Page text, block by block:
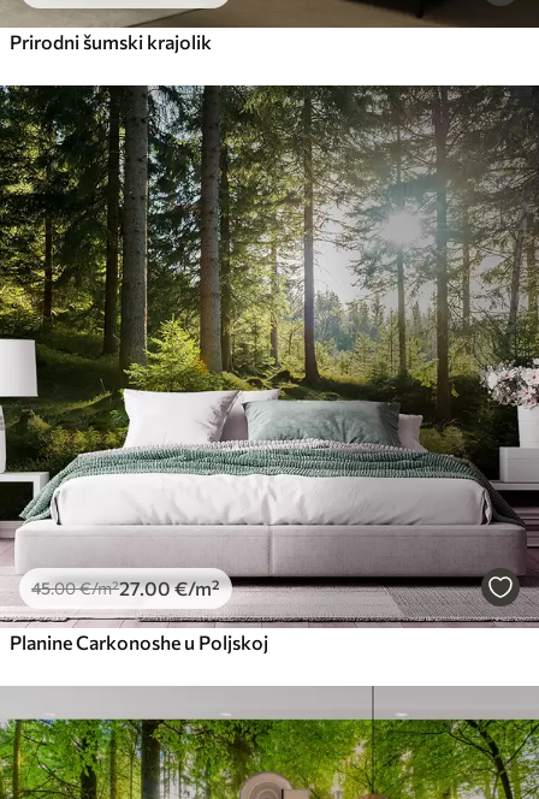
Prirodni šumski krajolik
45.00€/m²27.00€/m²
Planine Carkonoshe u Poljskoj